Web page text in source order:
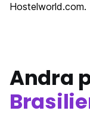
Hostelworld.com.
Andra